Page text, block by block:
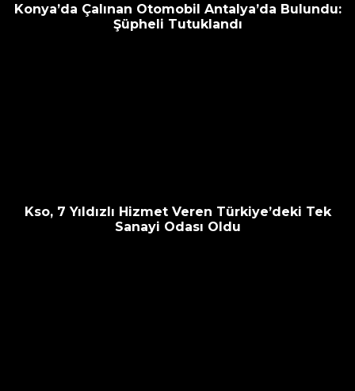
Konya’da Çalınan Otomobil Antalya’da Bulundu:
Şüpheli Tutuklandı
Kso, 7 Yıldızlı Hizmet Veren Türkiye’deki Tek
Sanayi Odası Oldu